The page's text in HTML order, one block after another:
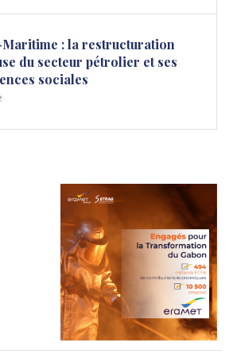
: la restructuration
du secteur pétrolier et ses
sociales